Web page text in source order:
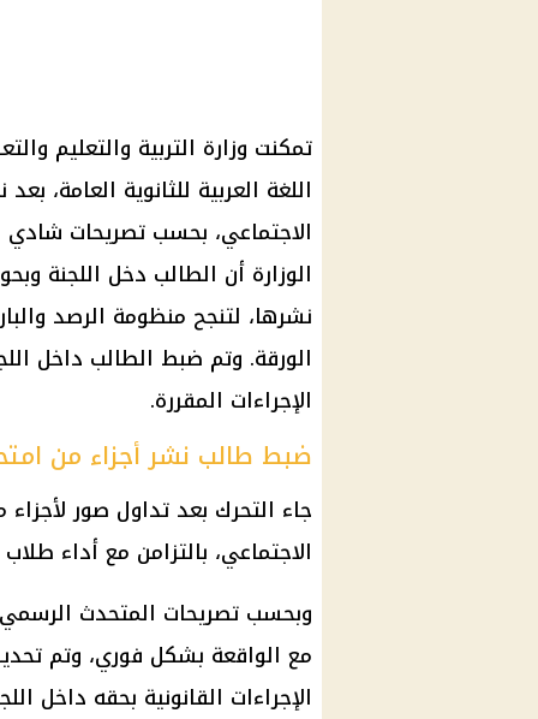
تمكنت وزارة التربية والتعليم
اللغة العربية للثانوية العامة،
الاجتماعي، بحسب تصريحات شادي
الوزارة أن الطالب دخل اللجنة
نشرها، لتنجح منظومة الرصد
الورقة. وتم ضبط الطالب داخل
الإجراءات المقررة.
ضبط طالب نشر أجزاء من
جاء التحرك بعد تداول صور
الاجتماعي، بالتزامن مع أداء طلاب
وبحسب تصريحات المتحدث
مع الواقعة بشكل فوري، وتم
الإجراءات القانونية بحقه داخل